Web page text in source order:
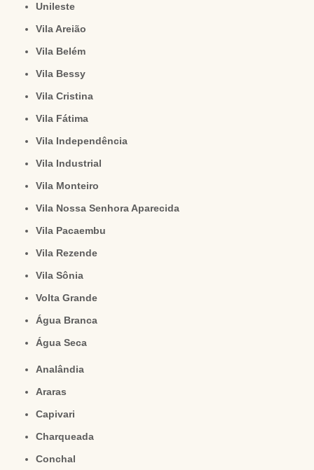
Unileste
Vila Areião
Vila Belém
Vila Bessy
Vila Cristina
Vila Fátima
Vila Independência
Vila Industrial
Vila Monteiro
Vila Nossa Senhora Aparecida
Vila Pacaembu
Vila Rezende
Vila Sônia
Volta Grande
Água Branca
Água Seca
Analândia
Araras
Capivari
Charqueada
Conchal